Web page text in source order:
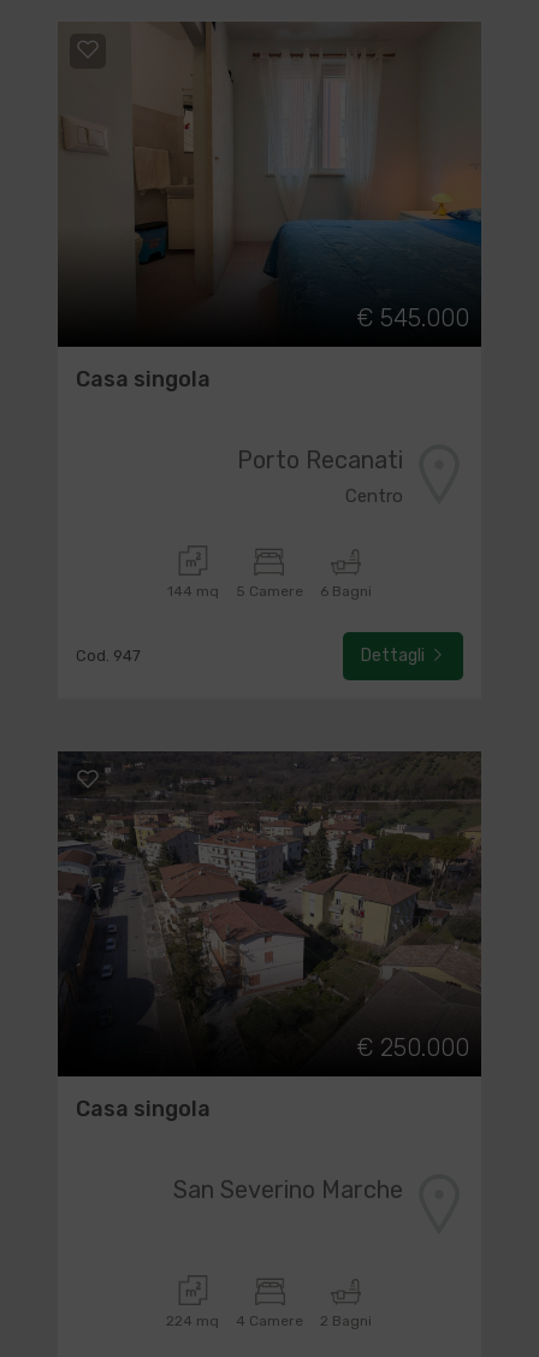
€ 545.000
Casa singola
Porto Recanati
Centro
144 mq 5 Camere 6 Bagni
Cod. 947 Dettagli
€ 250.000
Casa singola
San Severino Marche
224 mq 4 Camere 2 Bagni